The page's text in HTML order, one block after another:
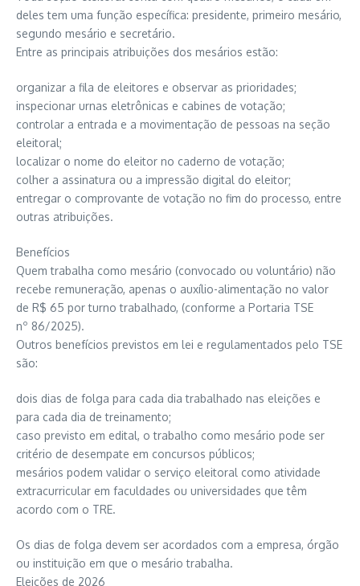
deles tem uma função específica: presidente, primeiro mesário,
segundo mesário e secretário.
Entre as principais atribuições dos mesários estão:
organizar a fila de eleitores e observar as prioridades;
inspecionar urnas eletrônicas e cabines de votação;
controlar a entrada e a movimentação de pessoas na seção
eleitoral;
localizar o nome do eleitor no caderno de votação;
colher a assinatura ou a impressão digital do eleitor;
entregar o comprovante de votação no fim do processo, entre
outras atribuições.
Benefícios
Quem trabalha como mesário (convocado ou voluntário) não
recebe remuneração, apenas o auxílio-alimentação no valor
de R$ 65 por turno trabalhado, (conforme a Portaria TSE
nº 86/2025).
Outros benefícios previstos em lei e regulamentados pelo TSE
são:
dois dias de folga para cada dia trabalhado nas eleições e
para cada dia de treinamento;
caso previsto em edital, o trabalho como mesário pode ser
critério de desempate em concursos públicos;
mesários podem validar o serviço eleitoral como atividade
extracurricular em faculdades ou universidades que têm
acordo com o TRE.
Os dias de folga devem ser acordados com a empresa, órgão
ou instituição em que o mesário trabalha.
Eleições de 2026